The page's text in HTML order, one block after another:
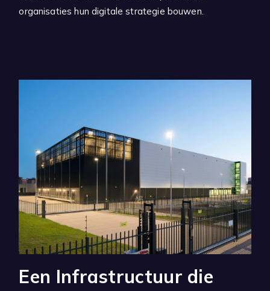
organisaties hun digitale strategie bouwen.
Een Infrastructuur die